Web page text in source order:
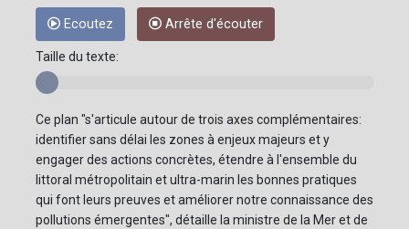
Ecoutez Arrête d'écouter
Taille du texte:
Ce plan "s'articule autour de trois axes complémentaires:
identifier sans délai les zones à enjeux majeurs et y
engager des actions concrètes, étendre à l'ensemble du
littoral métropolitain et ultra-marin les bonnes pratiques
qui font leurs preuves et améliorer notre connaissance des
pollutions émergentes", détaille la ministre de la Mer et de